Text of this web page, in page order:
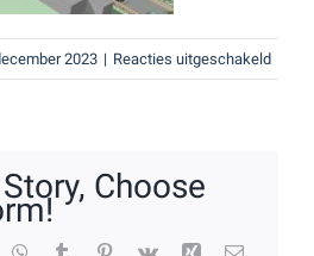
2023 | Reacties uitgeschakeldvoor
Choose
WhatsApp
Tumblr Pinterest
Vk Xing E-